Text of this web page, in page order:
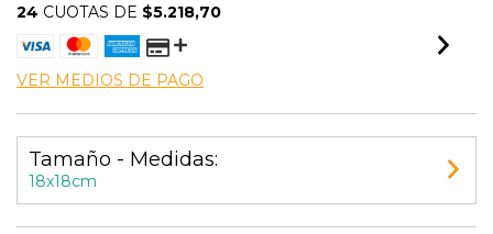
24 CUOTAS DE $5.218,70
VER MEDIOS DE PAGO
Tamaño - Medidas:
18x18cm